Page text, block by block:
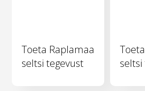
Toeta Raplamaa
seltsi tegevust